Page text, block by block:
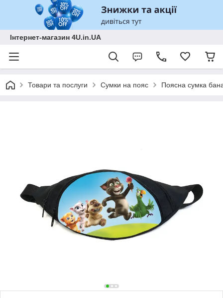
Інтернет-магазин 4U.in.UA
Товари та послуги Сумки на пояс Поясна сумка